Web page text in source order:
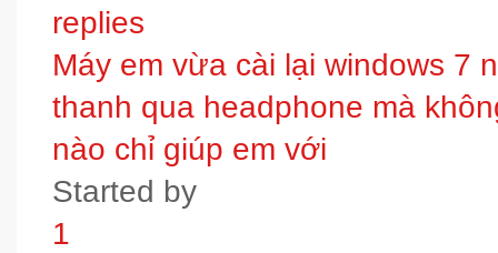
replies
Máy em vừa cài lại windows 7
thanh qua headphone mà
nào chỉ giúp em với
Started by
1